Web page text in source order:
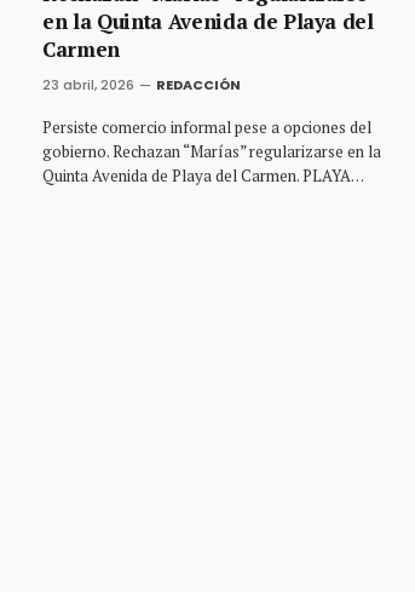
en la Quinta Avenida de Playa del
Carmen
23 abril, 2026 REDACCIÓN
Persiste comercio informal pese a opciones del
gobierno. Rechazan “Marías” regularizarse en la
Quinta Avenida de Playa del Carmen. PLAYA…